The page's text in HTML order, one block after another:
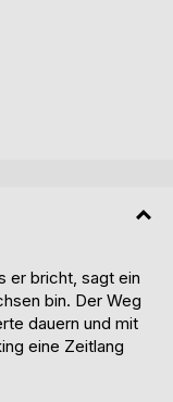
er bricht, sagt ein
bin. Der Weg
dauern und mit
eine Zeitlang